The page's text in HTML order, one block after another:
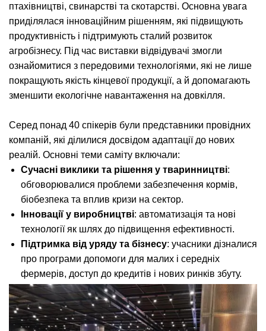
птахівництві, свинарстві та скотарстві. Основна увага
приділялася інноваційним рішенням, які підвищують
продуктивність і підтримують сталий розвиток
агробізнесу. Під час виставки відвідувачі змогли
ознайомитися з передовими технологіями, які не лише
покращують якість кінцевої продукції, а й допомагають
зменшити екологічне навантаження на довкілля.
Серед понад 40 спікерів були представники провідних
компаній, які ділилися досвідом адаптації до нових
реалій. Основні теми саміту включали:
Сучасні виклики та рішення у тваринництві:
обговорювалися проблеми забезпечення кормів,
біобезпека та вплив кризи на сектор.
Інновації у виробництві: автоматизація та нові
технології як шлях до підвищення ефективності.
Підтримка від уряду та бізнесу: учасники дізналися
про програми допомоги для малих і середніх
фермерів, доступ до кредитів і нових ринків збуту.